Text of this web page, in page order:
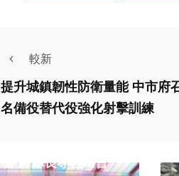
較新
提升城鎮韌性防衛量能 中市府
名備役替代役強化射擊訓練
生活 健康及醫療
文教
會 許縣長專程為會